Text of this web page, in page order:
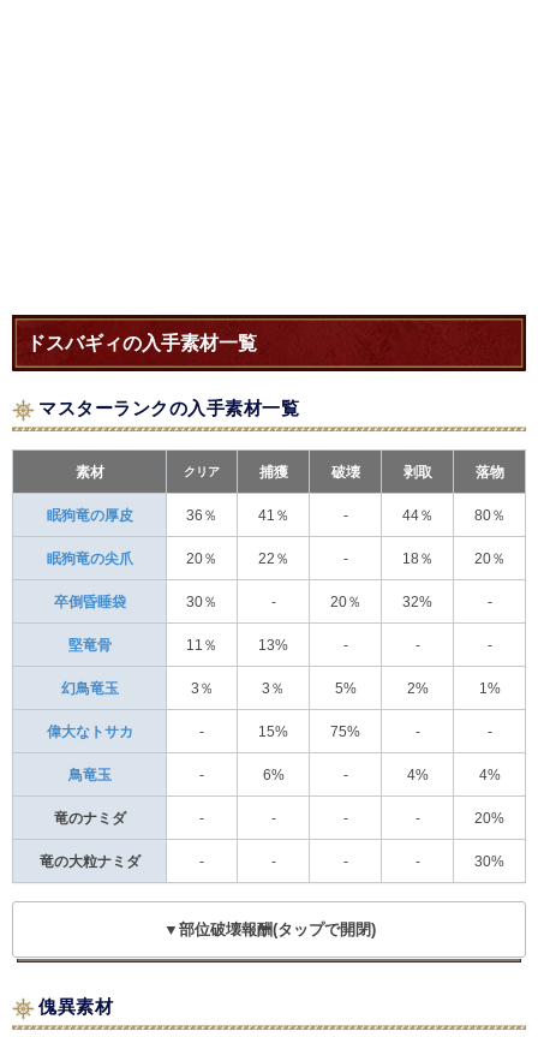
ドスバギィの入手素材一覧
マスターランクの入手素材一覧
素材 クリア 捕獲 破壊 剥取 落物
眠狗竜の厚皮 36％ 41％ - 44％ 80％
眠狗竜の尖爪 20％ 22％ - 18％ 20％
卒倒昏睡袋 30％ - 20％ 32% -
堅竜骨 11％ 13% - - -
幻鳥竜玉 3％ 3％ 5% 2% 1%
偉大なトサカ - 15% 75% - -
鳥竜玉 - 6% - 4% 4%
竜のナミダ - - - - 20%
竜の大粒ナミダ - - - - 30%
▼部位破壊報酬(タップで開閉)
傀異素材